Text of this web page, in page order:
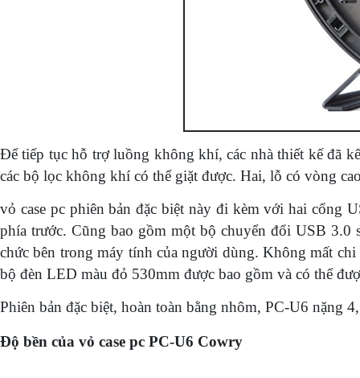
Để tiếp tục hỗ trợ luồng không khí, các nhà thiết kế đã
các bộ lọc không khí có thể giặt được. Hai, lỗ có vòng
vỏ case pc phiên bản đặc biệt này đi kèm với hai cổng
phía trước. Cũng bao gồm một bộ chuyển đổi USB
chức bên trong máy tính của người dùng. Không mất
bộ đèn LED màu đỏ 530mm được bao gồm và có thể
Phiên bản đặc biệt, hoàn toàn bằng nhôm, PC-U6
Độ bền của vỏ case pc PC-U6 Cowry